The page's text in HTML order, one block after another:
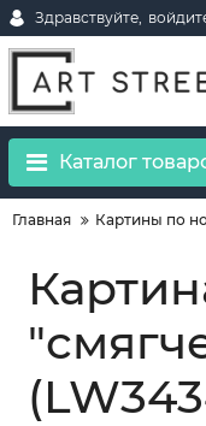
Здравствуйте,
Каталог
Главная Картины по